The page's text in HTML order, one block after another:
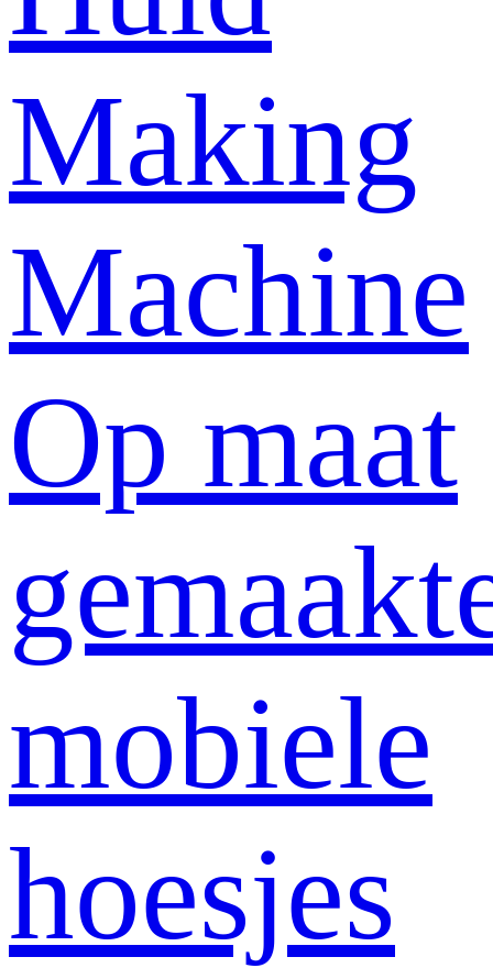
Making
Machine
Op maat
mobiele
hoesjes